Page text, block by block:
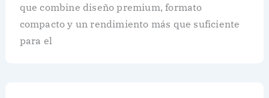
que combine diseño premium, formato
compacto y un rendimiento más que suficiente
para el